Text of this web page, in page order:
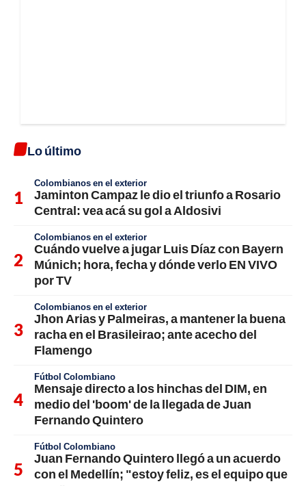
Lo último
Colombianos en el exterior
Jaminton Campaz le dio el triunfo a Rosario
Central: vea acá su gol a Aldosivi
Colombianos en el exterior
Cuándo vuelve a jugar Luis Díaz con Bayern
Múnich; hora, fecha y dónde verlo EN VIVO
por TV
Colombianos en el exterior
Jhon Arias y Palmeiras, a mantener la buena
racha en el Brasileirao; ante acecho del
Flamengo
Fútbol Colombiano
Mensaje directo a los hinchas del DIM, en
medio del 'boom' de la llegada de Juan
Fernando Quintero
Fútbol Colombiano
Juan Fernando Quintero llegó a un acuerdo
con el Medellín; "estoy feliz, es el equipo que